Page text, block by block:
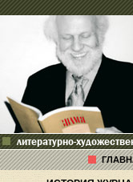
литературно-